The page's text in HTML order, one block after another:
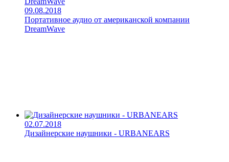
09.08.2018
Портативное аудио от американской компании
DreamWave
02.07.2018
Дизайнерские наушники - URBANEARS